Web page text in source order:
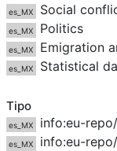
es_MX Social
es_MX Politics
es_MX Emigration
es_MX Statistical
Tipo
es_MX info:eu-
es_MX info:eu-